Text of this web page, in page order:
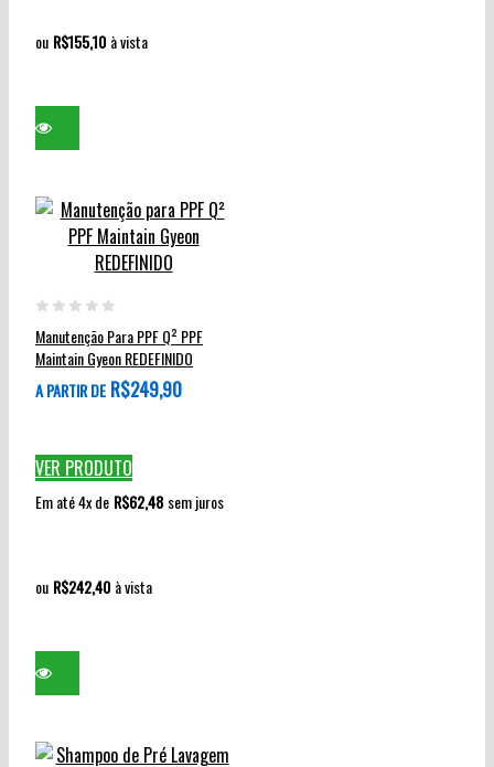
ou R$155,10 à vista
out
Manutenção Para PPF Q² PPF
Maintain Gyeon REDEFINIDO
A PARTIR DE R$249,90
VER PRODUTO
Este
produto
tem
várias
opções
podem
ser
página
produto
Em até 4x de R$62,48 sem juros
ou R$242,40 à vista